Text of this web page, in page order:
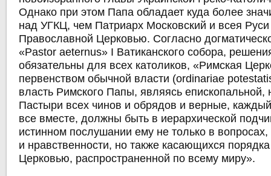
Однако при этом Папа обладает куда более
над УГКЦ, чем Патриарх Московский и всея Руси
Православной Церковью. Согласно
«Pastor aeternus» I Ватиканского собора,
обязательны для всех католиков, «Римская
первенством обычной власти (ordinariae
власть Римского Папы, являясь епископальной,
Пастыри всех чинов и обрядов и верные,
все вместе, должны быть в иерархической
истинном послушании ему не только в
и нравственности, но также касающихся
Церковью, распространенной по всему миру».